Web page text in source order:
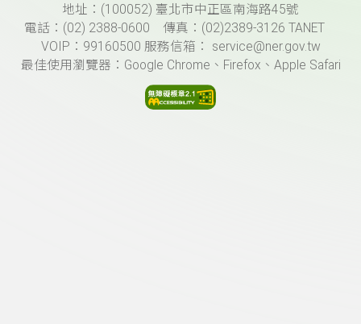
頁尾資訊地址：(100052) 臺北市中正區南海路45號
電話：(02) 2388-0600 傳真：(02)2389-3126 TANET
VOIP：99160500 服務信箱： service@ner.gov.tw
最佳使用瀏覽器：Google Chrome、Firefox、Apple Safari